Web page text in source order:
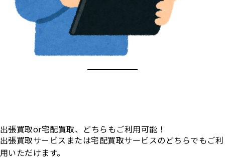
出張買取or宅配買取、どちらもご利用可能！
出張買取サービスまたは宅配買取サービスのどちらでもご利
用いただけます。